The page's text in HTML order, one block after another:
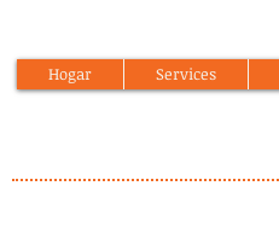
Hogar Services